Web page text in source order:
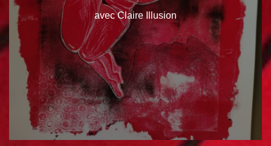
avec Claire Illusion